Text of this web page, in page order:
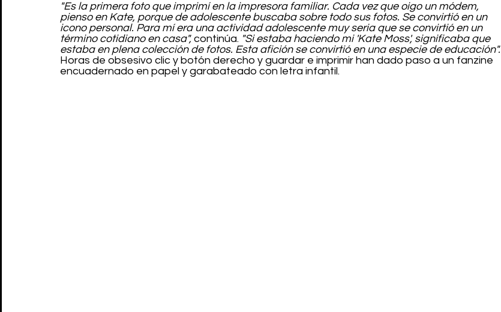
"Es la primera foto que imprimí en la impresora familiar. Cada vez que oigo un módem,
pienso en Kate, porque de adolescente buscaba sobre todo sus fotos. Se convirtió en un
icono personal. Para mí era una actividad adolescente muy seria que se convirtió en un
término cotidiano en casa", continúa. "Si estaba haciendo mi 'Kate Moss', significaba que
estaba en plena colección de fotos. Esta afición se convirtió en una especie de educación".
Horas de obsesivo clic y botón derecho y guardar e imprimir han dado paso a un fanzine
encuadernado en papel y garabateado con letra infantil.